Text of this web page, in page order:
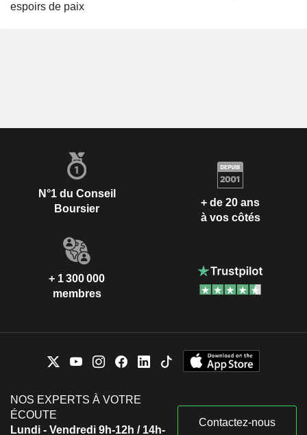
espoirs de paix
N°1 du Conseil
Boursier
+ de 20 ans
à vos côtés
+ 1 300 000
membres
NOS EXPERTS À VOTRE
ÉCOUTE
Lundi - Vendredi 9h-12h / 14h-
Contactez-nous